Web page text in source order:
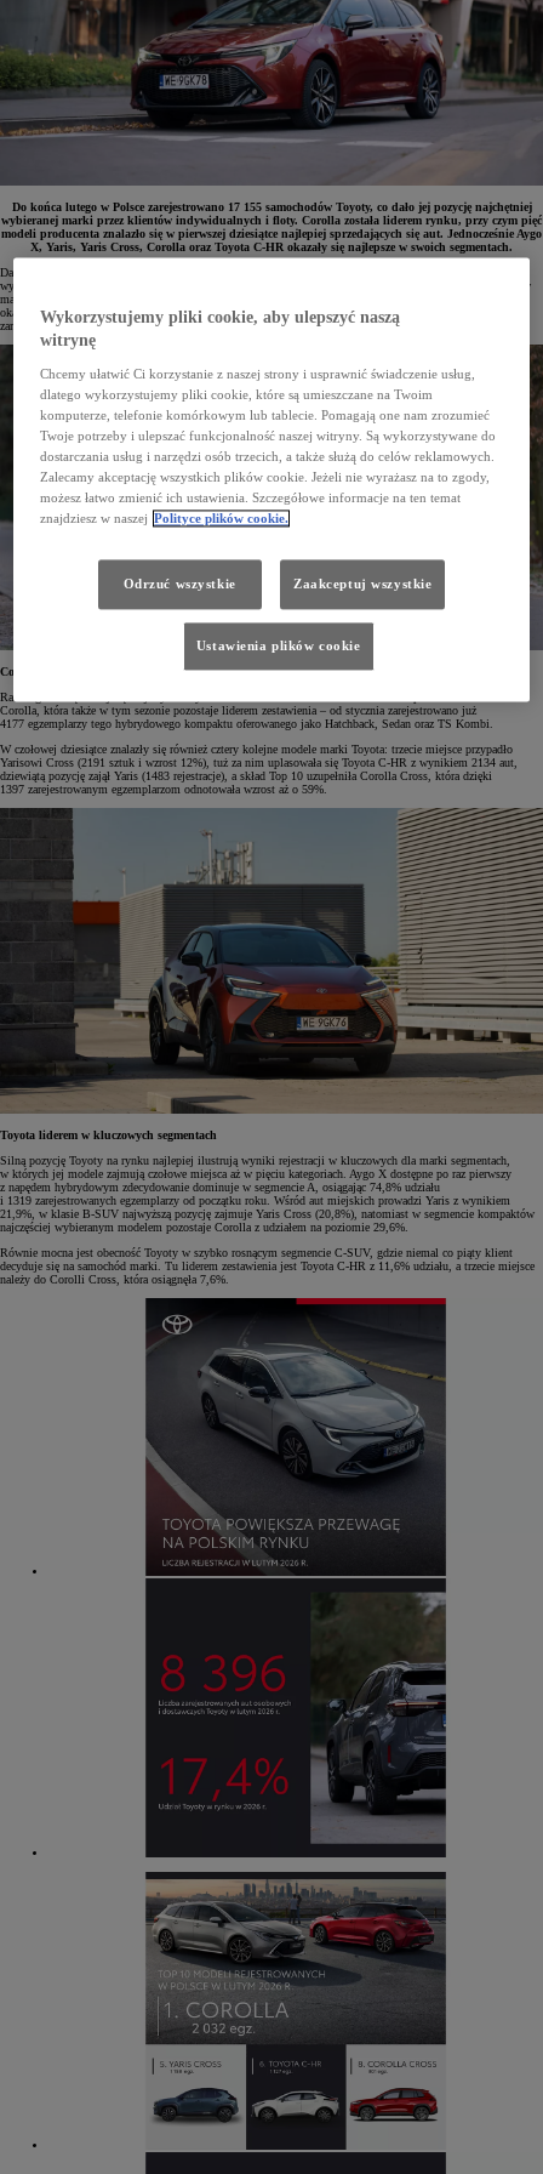
Do końca lutego w Polsce zarejestrowano 17 155 samochodów Toyoty, co dało jej pozycję najchętniej
wybieranej marki przez klientów indywidualnych i floty. Corolla została liderem rynku, przy czym pięć
modeli producenta znalazło się w pierwszej dziesiątce najlepiej sprzedających się aut. Jednocześnie Aygo
X, Yaris, Yaris Cross, Corolla oraz Toyota C-HR okazały się najlepsze w swoich segmentach.
Dane dotyczące rejestracji aut osobowych i dostawczych pokazują, że na starcie 2026 roku Toyota utrzymała
wyraźną przewagę na polskim rynku. W okresie styczeń–luty do klientów trafiło łącznie 17 155 samochodów
marki, co zapewniło jej 17,4% udziału w rynku. Sam luty przyniósł 8396 wydanych pojazdów, a Toyota
okazała się najczęściej wybierana zarówno przez firmy, jak i nabywców prywatnych – przedsiębiorstwa
zarejestrowały 5475 aut, natomiast klienci indywidualni 2921.
Corolla na czele
Ranking dziesięciu najchętniej wybieranych samochodów w Polsce od 2021 roku nieprzerwanie otwiera
Corolla, która także w tym sezonie pozostaje liderem zestawienia – od stycznia zarejestrowano już
4177 egzemplarzy tego hybrydowego kompaktu oferowanego jako Hatchback, Sedan oraz TS Kombi.
W czołowej dziesiątce znalazły się również cztery kolejne modele marki Toyota: trzecie miejsce przypadło
Yarisowi Cross (2191 sztuk i wzrost 12%), tuż za nim uplasowała się Toyota C-HR z wynikiem 2134 aut,
dziewiątą pozycję zajął Yaris (1483 rejestracje), a skład Top 10 uzupełniła Corolla Cross, która dzięki
1397 zarejestrowanym egzemplarzom odnotowała wzrost aż o 59%.
Toyota liderem w kluczowych segmentach
Silną pozycję Toyoty na rynku najlepiej ilustrują wyniki rejestracji w kluczowych dla marki segmentach,
w których jej modele zajmują czołowe miejsca aż w pięciu kategoriach. Aygo X dostępne po raz pierwszy
z napędem hybrydowym zdecydowanie dominuje w segmencie A, osiągając 74,8% udziału
i 1319 zarejestrowanych egzemplarzy od początku roku. Wśród aut miejskich prowadzi Yaris z wynikiem
21,9%, w klasie B-SUV najwyższą pozycję zajmuje Yaris Cross (20,8%), natomiast w segmencie kompaktów
najczęściej wybieranym modelem pozostaje Corolla z udziałem na poziomie 29,6%.
Równie mocna jest obecność Toyoty w szybko rosnącym segmencie C-SUV, gdzie niemal co piąty klient
decyduje się na samochód marki. Tu liderem zestawienia jest Toyota C-HR z 11,6% udziału, a trzecie miejsce
należy do Corolli Cross, która osiągnęła 7,6%.
Wykorzystujemy pliki cookie, aby ulepszyć naszą
witrynę
Chcemy ułatwić Ci korzystanie z naszej strony i usprawnić świadczenie usług,
dlatego wykorzystujemy pliki cookie, które są umieszczane na Twoim
komputerze, telefonie komórkowym lub tablecie. Pomagają one nam zrozumieć
Twoje potrzeby i ulepszać funkcjonalność naszej witryny. Są wykorzystywane do
dostarczania usług i narzędzi osób trzecich, a także służą do celów reklamowych.
Zalecamy akceptację wszystkich plików cookie. Jeżeli nie wyrażasz na to zgody,
możesz łatwo zmienić ich ustawienia. Szczegółowe informacje na ten temat
znajdziesz w naszej Polityce plików cookie.
Odrzuć wszystkie Zaakceptuj wszystkie
Ustawienia plików cookie